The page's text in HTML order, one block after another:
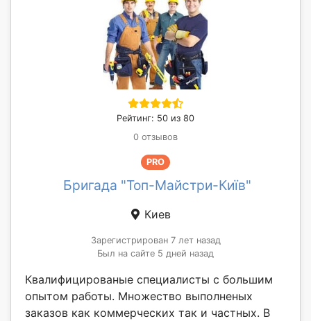
Рейтинг: 50 из 80
0 отзывов
PRO
Бригада "Топ-Майстри-Київ"
Киев
Зарегистрирован 7 лет назад
Был на сайте 5 дней назад
Квалифицированые специалисты с большим
опытом работы. Множество выполненых
заказов как коммерческих так и частных. В